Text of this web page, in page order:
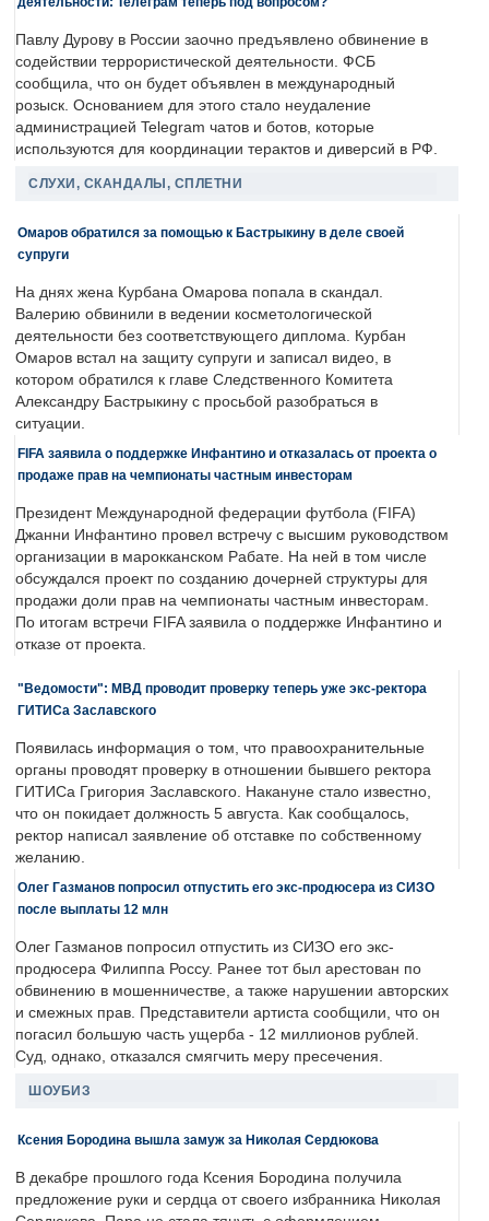
Павлу Дурову в России заочно предъявлено обвинение в
содействии террористической деятельности. ФСБ
сообщила, что он будет объявлен в международный
розыск. Основанием для этого стало неудаление
администрацией Telegram чатов и ботов, которые
используются для координации терактов и диверсий в РФ.
СЛУХИ, СКАНДАЛЫ, СПЛЕТНИ
Омаров обратился за помощью к Бастрыкину в деле своей
супруги
На днях жена Курбана Омарова попала в скандал.
Валерию обвинили в ведении косметологической
деятельности без соответствующего диплома. Курбан
Омаров встал на защиту супруги и записал видео, в
котором обратился к главе Следственного Комитета
Александру Бастрыкину с просьбой разобраться в
ситуации.
FIFA заявила о поддержке Инфантино и отказалась от проекта о
продаже прав на чемпионаты частным инвесторам
Президент Международной федерации футбола (FIFA)
Джанни Инфантино провел встречу с высшим руководством
организации в марокканском Рабате. На ней в том числе
обсуждался проект по созданию дочерней структуры для
продажи доли прав на чемпионаты частным инвесторам.
По итогам встречи FIFA заявила о поддержке Инфантино и
отказе от проекта.
"Ведомости": МВД проводит проверку теперь уже экс-ректора
ГИТИСа Заславского
Появилась информация о том, что правоохранительные
органы проводят проверку в отношении бывшего ректора
ГИТИСа Григория Заславского. Накануне стало известно,
что он покидает должность 5 августа. Как сообщалось,
ректор написал заявление об отставке по собственному
желанию.
Олег Газманов попросил отпустить его экс-продюсера из СИЗО
после выплаты 12 млн
Олег Газманов попросил отпустить из СИЗО его экс-
продюсера Филиппа Россу. Ранее тот был арестован по
обвинению в мошенничестве, а также нарушении авторских
и смежных прав. Представители артиста сообщили, что он
погасил большую часть ущерба - 12 миллионов рублей.
Суд, однако, отказался смягчить меру пресечения.
ШОУБИЗ
Ксения Бородина вышла замуж за Николая Сердюкова
В декабре прошлого года Ксения Бородина получила
предложение руки и сердца от своего избранника Николая